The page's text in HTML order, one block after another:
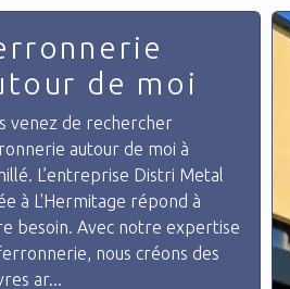
de moi
venez de rechercher
autour de moi à
L’entreprise Distri Metal
à L'Hermitage répond à
besoin. Avec notre expertise
nous créons des
ar...